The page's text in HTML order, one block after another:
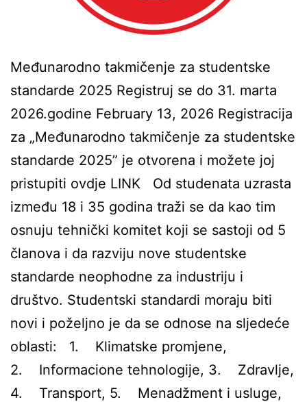
Međunarodno takmičenje za studentske
standarde 2025 Registruj se do 31. marta
2026.godine February 13, 2026 Registracija
za „Međunarodno takmičenje za studentske
standarde 2025” je otvorena i možete joj
pristupiti ovdje LINK Od studenata uzrasta
između 18 i 35 godina traži se da kao tim
osnuju tehnički komitet koji se sastoji od 5
članova i da razviju nove studentske
standarde neophodne za industriju i
društvo. Studentski standardi moraju biti
novi i poželjno je da se odnose na sljedeće
oblasti: 1. Klimatske promjene,
2. Informacione tehnologije, 3. Zdravlje,
4. Transport, 5. Menadžment i usluge,